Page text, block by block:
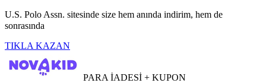
U.S. Polo Assn. sitesinde size hem anında indirim, hem de
sonrasında
TIKLA KAZAN
PARA İADESİ + KUPON